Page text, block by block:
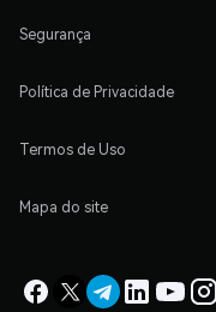
Segurança
Política de Privacidade
Termos de Uso
Mapa do site